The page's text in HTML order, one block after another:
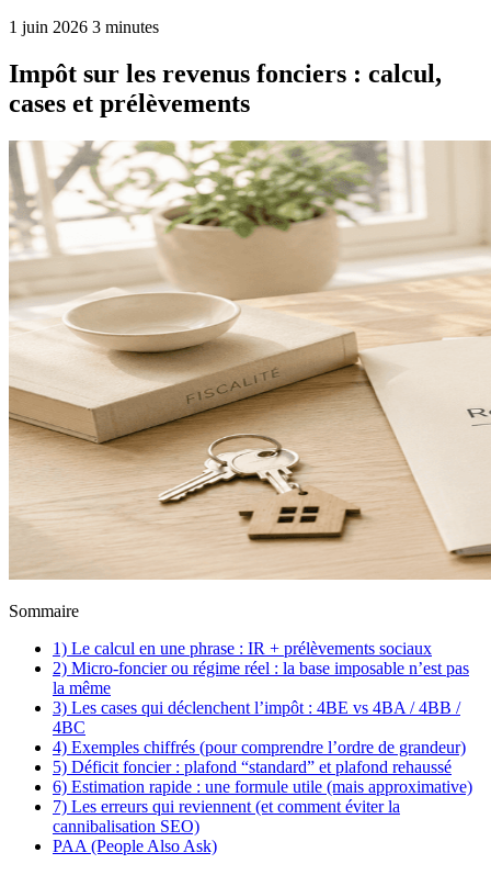
1 juin 2026 3 minutes
Impôt sur les revenus fonciers : calcul,
cases et prélèvements
Sommaire
1) Le calcul en une phrase : IR + prélèvements sociaux
2) Micro-foncier ou régime réel : la base imposable n’est pas
la même
3) Les cases qui déclenchent l’impôt : 4BE vs 4BA / 4BB /
4BC
4) Exemples chiffrés (pour comprendre l’ordre de grandeur)
5) Déficit foncier : plafond “standard” et plafond rehaussé
6) Estimation rapide : une formule utile (mais approximative)
7) Les erreurs qui reviennent (et comment éviter la
cannibalisation SEO)
PAA (People Also Ask)